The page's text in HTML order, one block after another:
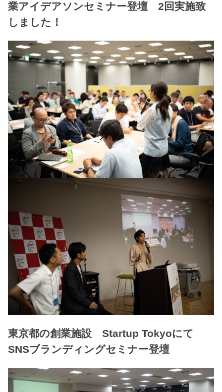
業アイデアソンセミナー登壇 2回実施致
しました！
東京都の創業施設 Startup Tokyoにて
SNSブランディングセミナー登壇